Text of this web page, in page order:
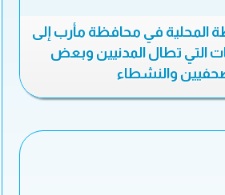
المحلية في محافظة مأرب إلى
التي تطال المدنيين وبعض
والنشطاء